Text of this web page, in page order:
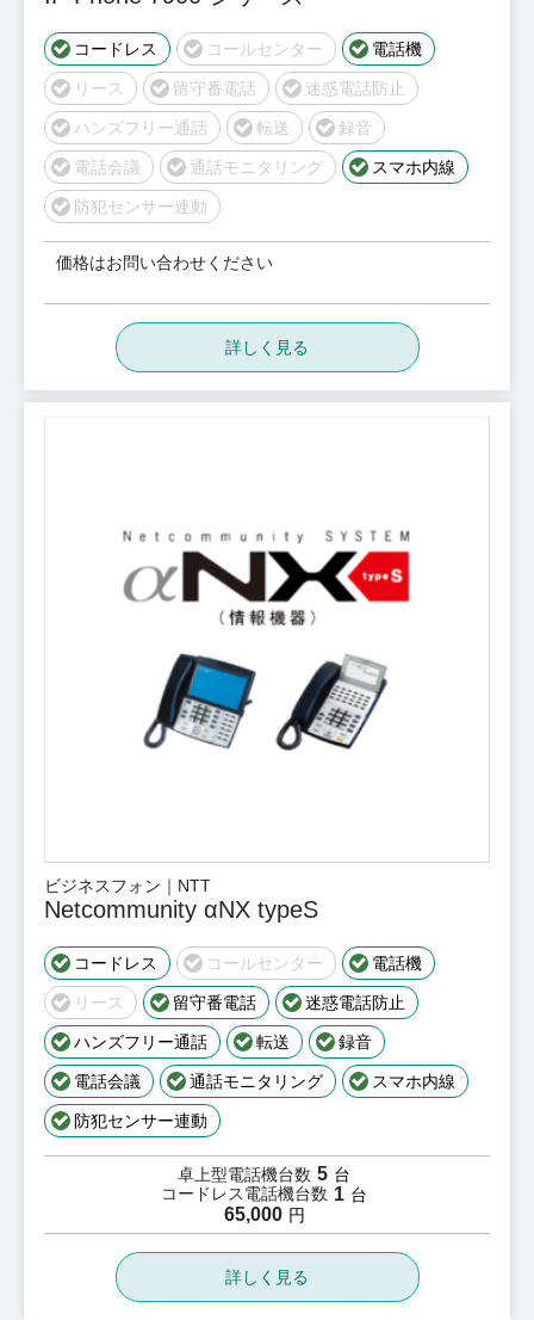
コードレス コールセンター 電話機
リース 留守番電話 迷惑電話防止
ハンズフリー通話 転送 録音
電話会議 通話モニタリング スマホ内線
防犯センサー連動
価格はお問い合わせください
詳しく見る
ビジネスフォン｜NTT
Netcommunity αNX typeS
コードレス コールセンター 電話機
リース 留守番電話 迷惑電話防止
ハンズフリー通話 転送 録音
電話会議 通話モニタリング スマホ内線
防犯センサー連動
卓上型電話機台数 5 台
コードレス電話機台数 1 台
65,000 円
詳しく見る